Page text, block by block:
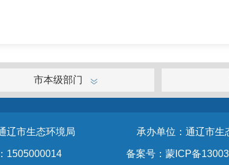
市本级部门
辽市生态环境局 承办单位：通辽市生
1505000014 备案号：蒙ICP备